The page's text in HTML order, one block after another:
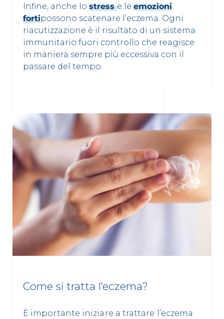
Infine, anche lo stresse le emozioni
fortipossono scatenare l’eczema. Ogni
riacutizzazione è il risultato di un sistema
immunitario fuori controllo che reagisce
in maniera sempre più eccessiva con il
passare del tempo.
Come si tratta l’eczema?
È importante iniziare a trattare l’eczema